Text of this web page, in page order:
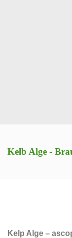
Kelb Alge -
Kelp Alge –